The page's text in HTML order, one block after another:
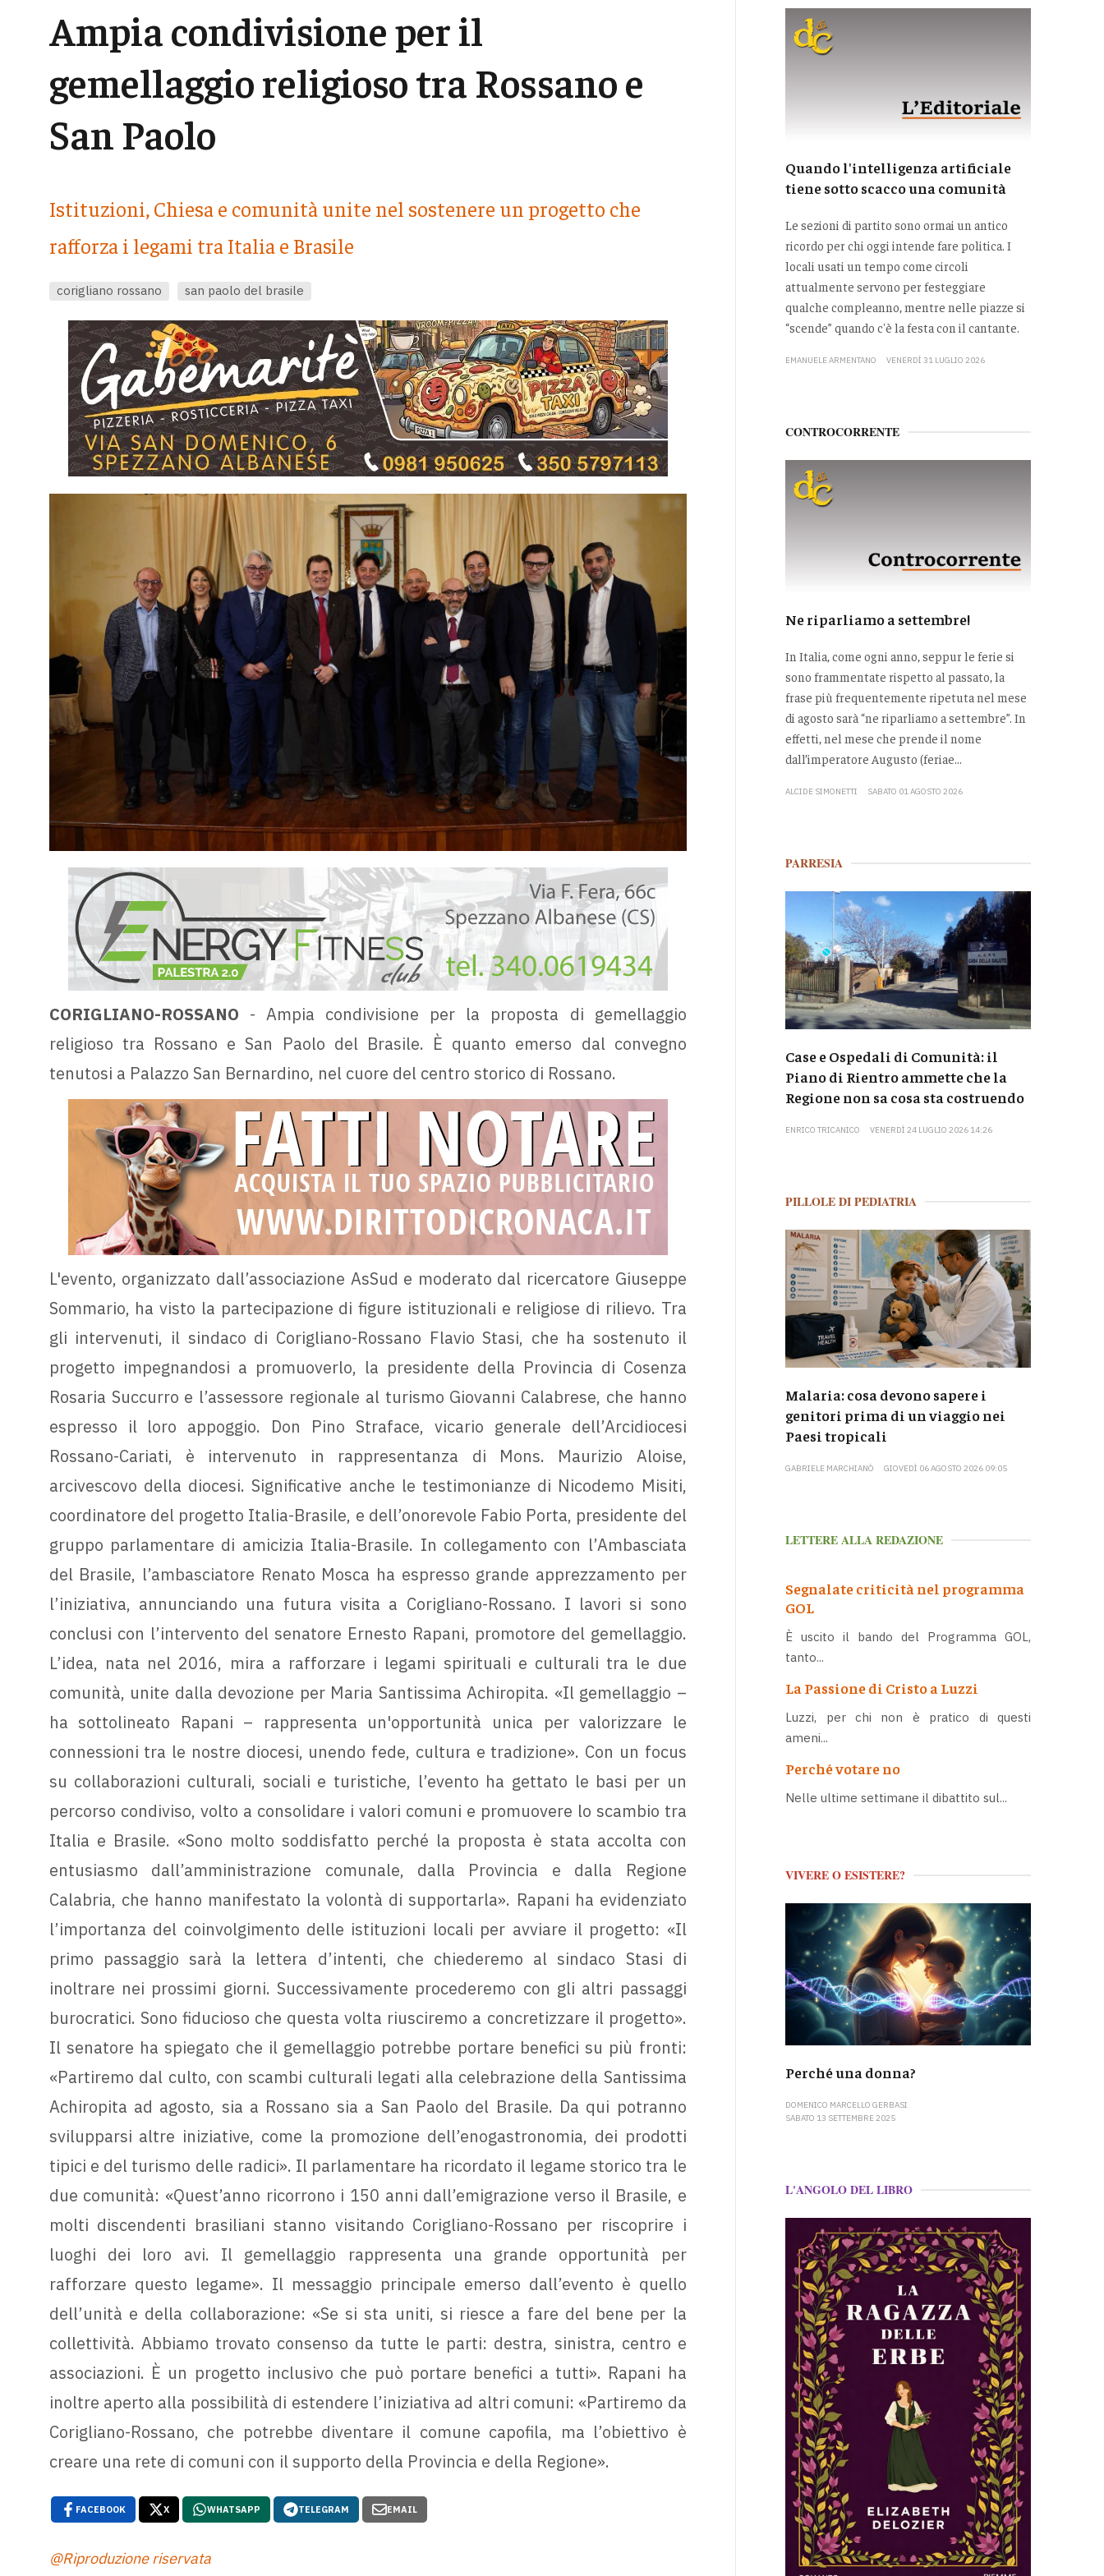
Ampia condivisione per il
gemellaggio religioso tra Rossano e
San Paolo
Istituzioni, Chiesa e comunità unite nel sostenere un progetto che
rafforza i legami tra Italia e Brasile
corigliano rossano san paolo del brasile
CORIGLIANO-ROSSANO - Ampia condivisione per la proposta di gemellaggio
religioso tra Rossano e San Paolo del Brasile. È quanto emerso dal convegno
tenutosi a Palazzo San Bernardino, nel cuore del centro storico di Rossano.
L'evento, organizzato dall’associazione AsSud e moderato dal ricercatore Giuseppe
Sommario, ha visto la partecipazione di figure istituzionali e religiose di rilievo. Tra
gli intervenuti, il sindaco di Corigliano-Rossano Flavio Stasi, che ha sostenuto il
progetto impegnandosi a promuoverlo, la presidente della Provincia di Cosenza
Rosaria Succurro e l’assessore regionale al turismo Giovanni Calabrese, che hanno
espresso il loro appoggio. Don Pino Straface, vicario generale dell’Arcidiocesi
Rossano-Cariati, è intervenuto in rappresentanza di Mons. Maurizio Aloise,
arcivescovo della diocesi. Significative anche le testimonianze di Nicodemo Misiti,
coordinatore del progetto Italia-Brasile, e dell’onorevole Fabio Porta, presidente del
gruppo parlamentare di amicizia Italia-Brasile. In collegamento con l’Ambasciata
del Brasile, l’ambasciatore Renato Mosca ha espresso grande apprezzamento per
l’iniziativa, annunciando una futura visita a Corigliano-Rossano. I lavori si sono
conclusi con l’intervento del senatore Ernesto Rapani, promotore del gemellaggio.
L’idea, nata nel 2016, mira a rafforzare i legami spirituali e culturali tra le due
comunità, unite dalla devozione per Maria Santissima Achiropita. «Il gemellaggio –
ha sottolineato Rapani – rappresenta un'opportunità unica per valorizzare le
connessioni tra le nostre diocesi, unendo fede, cultura e tradizione». Con un focus
su collaborazioni culturali, sociali e turistiche, l’evento ha gettato le basi per un
percorso condiviso, volto a consolidare i valori comuni e promuovere lo scambio tra
Italia e Brasile. «Sono molto soddisfatto perché la proposta è stata accolta con
entusiasmo dall’amministrazione comunale, dalla Provincia e dalla Regione
Calabria, che hanno manifestato la volontà di supportarla». Rapani ha evidenziato
l’importanza del coinvolgimento delle istituzioni locali per avviare il progetto: «Il
primo passaggio sarà la lettera d’intenti, che chiederemo al sindaco Stasi di
inoltrare nei prossimi giorni. Successivamente procederemo con gli altri passaggi
burocratici. Sono fiducioso che questa volta riusciremo a concretizzare il progetto».
Il senatore ha spiegato che il gemellaggio potrebbe portare benefici su più fronti:
«Partiremo dal culto, con scambi culturali legati alla celebrazione della Santissima
Achiropita ad agosto, sia a Rossano sia a San Paolo del Brasile. Da qui potranno
svilupparsi altre iniziative, come la promozione dell’enogastronomia, dei prodotti
tipici e del turismo delle radici». Il parlamentare ha ricordato il legame storico tra le
due comunità: «Quest’anno ricorrono i 150 anni dall’emigrazione verso il Brasile, e
molti discendenti brasiliani stanno visitando Corigliano-Rossano per riscoprire i
luoghi dei loro avi. Il gemellaggio rappresenta una grande opportunità per
rafforzare questo legame». Il messaggio principale emerso dall’evento è quello
dell’unità e della collaborazione: «Se si sta uniti, si riesce a fare del bene per la
collettività. Abbiamo trovato consenso da tutte le parti: destra, sinistra, centro e
associazioni. È un progetto inclusivo che può portare benefici a tutti». Rapani ha
inoltre aperto alla possibilità di estendere l’iniziativa ad altri comuni: «Partiremo da
Corigliano-Rossano, che potrebbe diventare il comune capofila, ma l’obiettivo è
creare una rete di comuni con il supporto della Provincia e della Regione».
FACEBOOK X WHATSAPP TELEGRAM EMAIL
@Riproduzione riservata
Quando l'intelligenza artificiale
tiene sotto scacco una comunità
Le sezioni di partito sono ormai un antico
ricordo per chi oggi intende fare politica. I
locali usati un tempo come circoli
attualmente servono per festeggiare
qualche compleanno, mentre nelle piazze si
“scende” quando c'è la festa con il cantante.
EMANUELE ARMENTANO VENERDÌ 31 LUGLIO 2026
CONTROCORRENTE
Ne riparliamo a settembre!
In Italia, come ogni anno, seppur le ferie si
sono frammentate rispetto al passato, la
frase più frequentemente ripetuta nel mese
di agosto sarà “ne riparliamo a settembre”. In
effetti, nel mese che prende il nome
dall’imperatore Augusto (feriae...
ALCIDE SIMONETTI SABATO 01 AGOSTO 2026
PARRESIA
Case e Ospedali di Comunità: il
Piano di Rientro ammette che la
Regione non sa cosa sta costruendo
ENRICO TRICANICO VENERDÌ 24 LUGLIO 2026 14:26
PILLOLE DI PEDIATRIA
Malaria: cosa devono sapere i
genitori prima di un viaggio nei
Paesi tropicali
GABRIELE MARCHIANÒ GIOVEDÌ 06 AGOSTO 2026 09:05
LETTERE ALLA REDAZIONE
Segnalate criticità nel programma
GOL
È uscito il bando del Programma GOL,
tanto...
La Passione di Cristo a Luzzi
Luzzi, per chi non è pratico di questi
ameni...
Perché votare no
Nelle ultime settimane il dibattito sul...
VIVERE O ESISTERE?
Perché una donna?
DOMENICO MARCELLO GERBASI
SABATO 13 SETTEMBRE 2025
L'ANGOLO DEL LIBRO